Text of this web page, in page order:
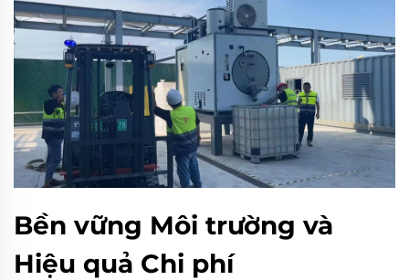
Bền vững Môi trường và
Hiệu quả Chi phí